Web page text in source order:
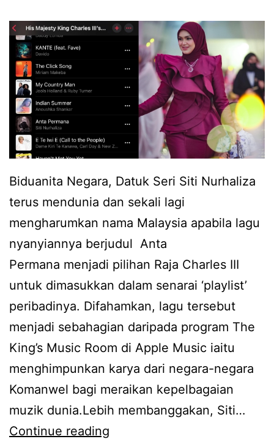
Biduanita Negara, Datuk Seri Siti Nurhaliza
terus mendunia dan sekali lagi
mengharumkan nama Malaysia apabila lagu
nyanyiannya berjudul Anta
Permana menjadi pilihan Raja Charles III
untuk dimasukkan dalam senarai ‘playlist’
peribadinya. Difahamkan, lagu tersebut
menjadi sebahagian daripada program The
King’s Music Room di Apple Music iaitu
menghimpunkan karya dari negara-negara
Komanwel bagi meraikan kepelbagaian
muzik dunia.Lebih membanggakan, Siti…
Continue reading